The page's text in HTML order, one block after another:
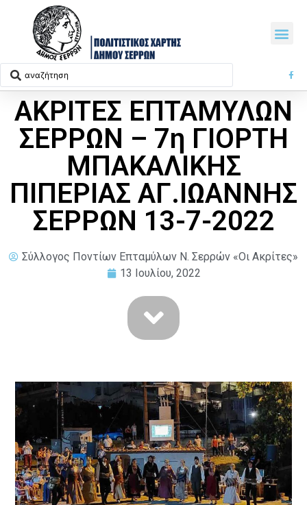
ΑΚΡΙΤΕΣ ΕΠΤΑΜΥΛΩΝ
ΣΕΡΡΩΝ – 7η ΓΙΟΡΤΗ
ΜΠΑΚΑΛΙΚΗΣ
ΠΙΠΕΡΙΑΣ ΑΓ.ΙΩΑΝΝΗΣ
ΣΕΡΡΩΝ 13-7-2022
Σύλλογος Ποντίων Επταμύλων N. Σερρών «Οι Ακρίτες»
13 Ιουλίου, 2022